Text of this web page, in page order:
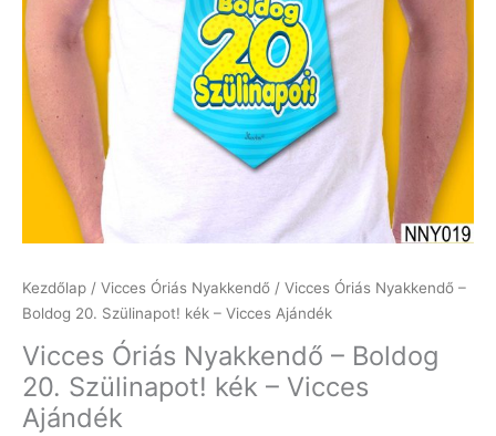
Kezdőlap / Vicces Óriás Nyakkendő / Vicces Óriás Nyakkendő –
Boldog 20. Szülinapot! kék – Vicces Ajándék
Vicces Óriás Nyakkendő – Boldog
20. Szülinapot! kék – Vicces
Ajándék